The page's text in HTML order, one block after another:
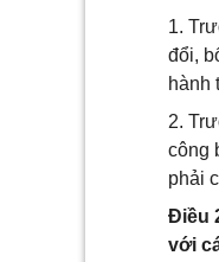
1.
đổi,
hành
2.
công
phải
Điều
với